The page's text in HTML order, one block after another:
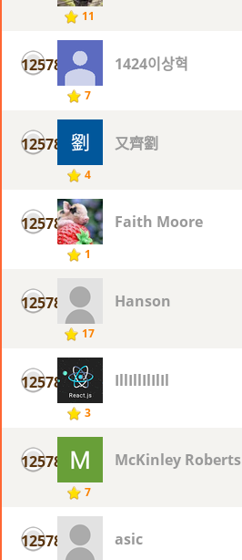
11
12578
7
1424이상혁
12578
4
又齊劉
12578
1
Faith Moore
12578
17
Hanson
12578
3
IllIllIlIlIl
12578
7
McKinley Roberts
12578 asic